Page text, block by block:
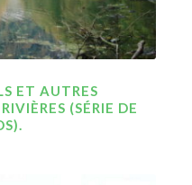
ET AUTRES
(SÉRIE DE